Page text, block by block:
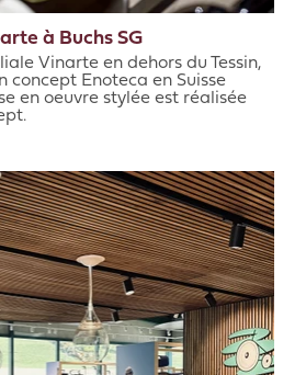
à Buchs SG
Vinarte en dehors du Tessin,
concept Enoteca en Suisse
en oeuvre stylée est réalisée